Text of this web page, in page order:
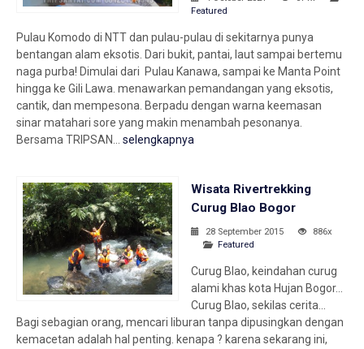
Featured
Pulau Komodo di NTT dan pulau-pulau di sekitarnya punya
bentangan alam eksotis. Dari bukit, pantai, laut sampai bertemu
naga purba! Dimulai dari Pulau Kanawa, sampai ke Manta Point
hingga ke Gili Lawa. menawarkan pemandangan yang eksotis,
cantik, dan mempesona. Berpadu dengan warna keemasan
sinar matahari sore yang makin menambah pesonanya.
Bersama TRIPSAN... selengkapnya
Wisata Rivertrekking
Curug Blao Bogor
28 September 2015
886x
Featured
Curug Blao, keindahan curug
alami khas kota Hujan Bogor…
Curug Blao, sekilas cerita…
Bagi sebagian orang, mencari liburan tanpa dipusingkan dengan
kemacetan adalah hal penting. kenapa ? karena sekarang ini,